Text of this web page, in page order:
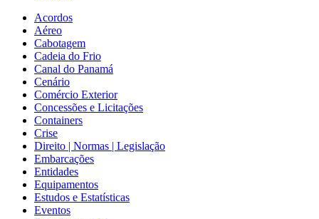
Acordos
Aéreo
Cabotagem
Cadeia do Frio
Canal do Panamá
Cenário
Comércio Exterior
Concessões e Licitações
Containers
Crise
Direito | Normas | Legislação
Embarcações
Entidades
Equipamentos
Estudos e Estatísticas
Eventos